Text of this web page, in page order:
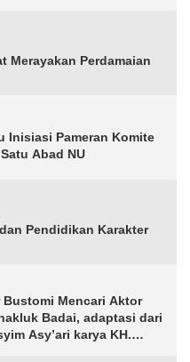
Merayakan Perdamaian
Inisiasi Pameran Komite
Abad NU
Pendidikan Karakter
Bustomi Mencari Aktor
Badai, adaptasi dari
Asy’ari karya KH.